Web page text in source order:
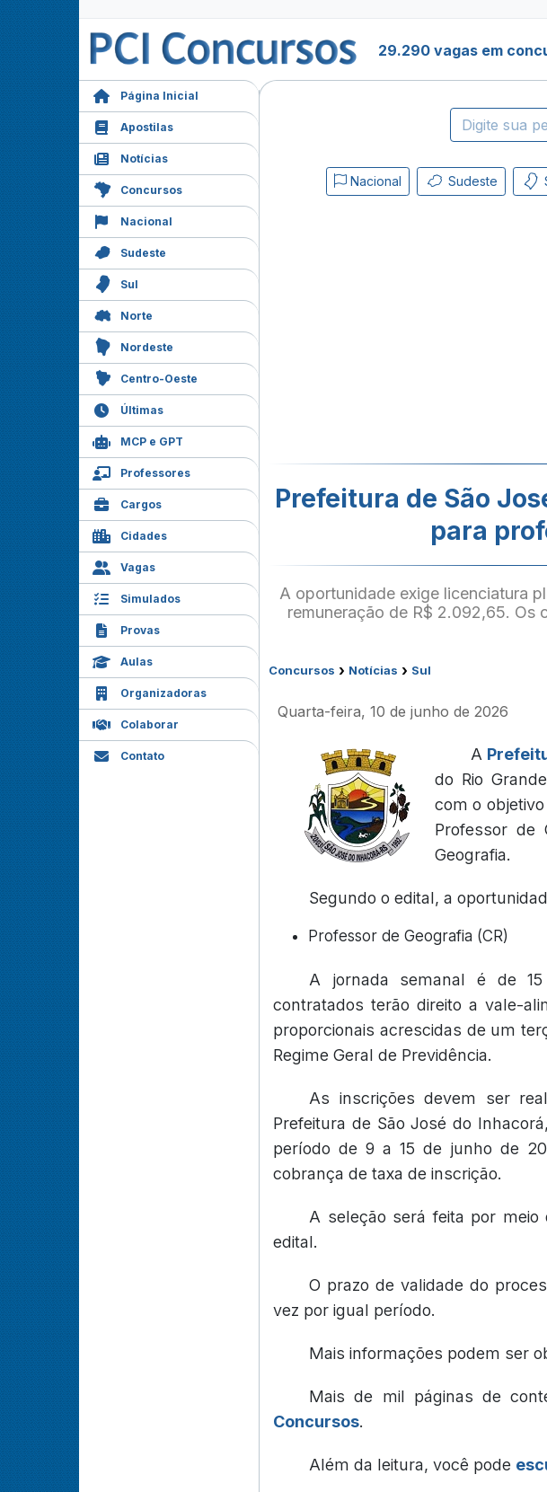
29.290 vagas em
Página Inicial
Apostilas
Notícias
Concursos
Nacional
Sudeste
Sul
Norte
Nordeste
Centro-Oeste
Últimas
MCP e GPT
Professores
Cargos
Cidades
Vagas
Simulados
Provas
Aulas
Organizadoras
Colaborar
Contato
Nacional Sudeste
Prefeitura de São
para
A oportunidade exige licenciatura
remuneração de R$ 2.092,65. Os
Concursos › Notícias › Sul
Quarta-feira, 10 de junho de 2026
A
do Rio
com o
Professor de
Geografia.
Segundo o edital, a
Professor de Geografia (CR)
A jornada semanal é de
contratados terão direito a vale-
proporcionais acrescidas de um
Regime Geral de Previdência.
As inscrições devem ser
Prefeitura de São José do
período de 9 a 15 de junho de
cobrança de taxa de inscrição.
A seleção será feita por
edital.
O prazo de validade do
vez por igual período.
Mais informações podem ser
Mais de mil páginas de
Concursos.
Além da leitura, você pode